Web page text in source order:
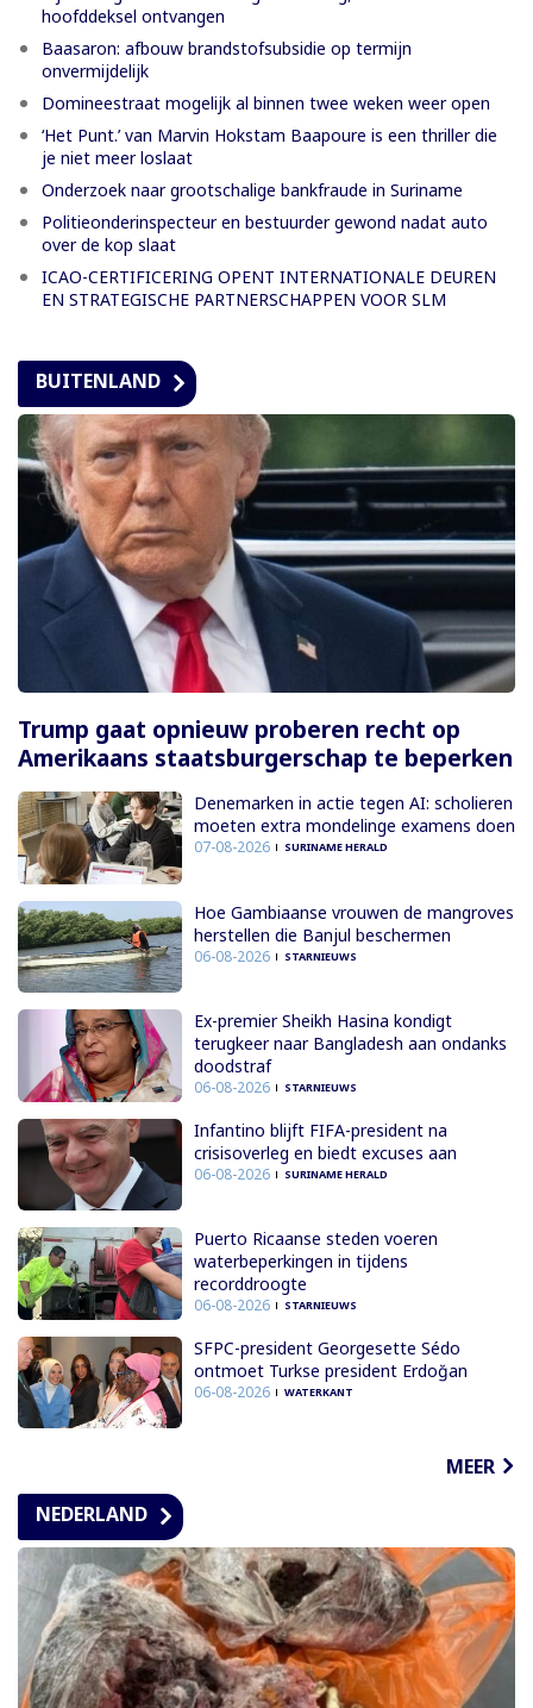
hoofddeksel ontvangen
Baasaron: afbouw brandstofsubsidie op termijn
onvermijdelijk
Domineestraat mogelijk al binnen twee weken weer open
‘Het Punt.’ van Marvin Hokstam Baapoure is een thriller die
je niet meer loslaat
Onderzoek naar grootschalige bankfraude in Suriname
Politieonderinspecteur en bestuurder gewond nadat auto
over de kop slaat
ICAO-CERTIFICERING OPENT INTERNATIONALE DEUREN
EN STRATEGISCHE PARTNERSCHAPPEN VOOR SLM
BUITENLAND
Trump gaat opnieuw proberen recht op
Amerikaans staatsburgerschap te beperken
Denemarken in actie tegen AI: scholieren
moeten extra mondelinge examens doen
07-08-2026 SURINAME HERALD
Hoe Gambiaanse vrouwen de mangroves
herstellen die Banjul beschermen
06-08-2026 STARNIEUWS
Ex-premier Sheikh Hasina kondigt
terugkeer naar Bangladesh aan ondanks
doodstraf
06-08-2026 STARNIEUWS
Infantino blijft FIFA-president na
crisisoverleg en biedt excuses aan
06-08-2026 SURINAME HERALD
Puerto Ricaanse steden voeren
waterbeperkingen in tijdens
recorddroogte
06-08-2026 STARNIEUWS
SFPC-president Georgesette Sédo
ontmoet Turkse president Erdoğan
06-08-2026 WATERKANT
MEER
NEDERLAND